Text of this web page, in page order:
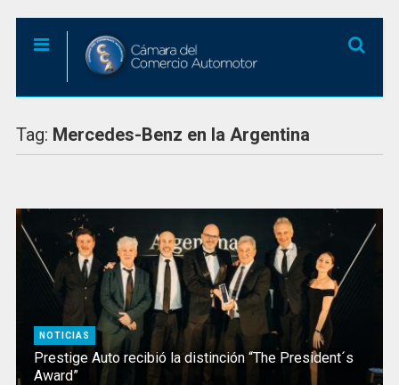
Tag: Mercedes-Benz en la Argentina
NOTICIAS
Prestige Auto recibió la distinción “The President´s
Award”